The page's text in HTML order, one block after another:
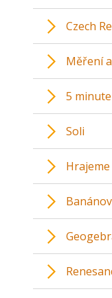
Czech
Měření
5
Soli